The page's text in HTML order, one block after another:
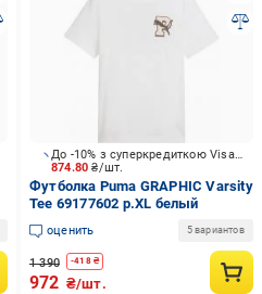
874.80₴/шт.
До -10% з суперкредиткою Visa Вигода
Футболка Puma GRAPHIC Varsity
Tee 69177602 р.XL белый
оценить 5 вариантов
1 390 -418₴
972 ₴/шт.